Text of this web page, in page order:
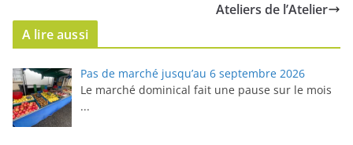
Ateliers de l’Atelier
A lire aussi
Pas de marché jusqu’au 6 septembre 2026
Le marché dominical fait une pause sur le mois
...